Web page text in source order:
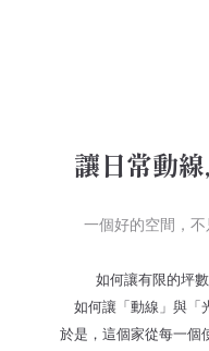
讓日常動
一個好的空間，
如何讓有限的坪
如何讓「動線」與「
於是，這個家從每一個